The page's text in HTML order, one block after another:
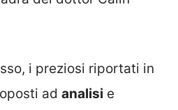
i preziosi riportati in
ad analisi e